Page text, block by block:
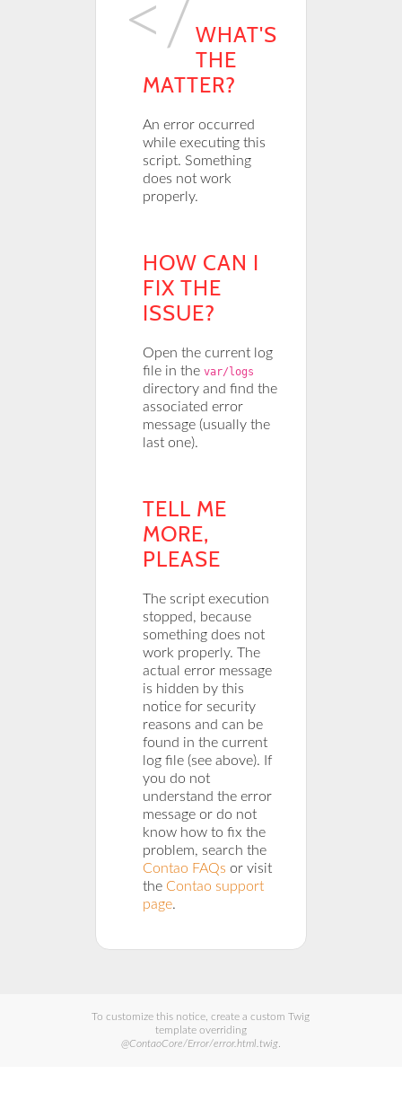
WHAT'S
THE
MATTER?
An error occurred
while executing this
script. Something
does not work
properly.
HOW CAN I
FIX THE
ISSUE?
Open the current log
file in thevar/logs
directory and find the
associated error
message (usually the
last one).
TELL ME
MORE,
PLEASE
The script execution
stopped, because
something does not
work properly. The
actual error message
is hidden by this
notice for security
reasons and can be
found in the current
log file (see above). If
you do not
understand the error
message or do not
know how to fix the
problem, search the
Contao FAQs or visit
the Contao support
page.
To customize this notice, create a custom Twig
template overriding
@ContaoCore/Error/error.html.twig.